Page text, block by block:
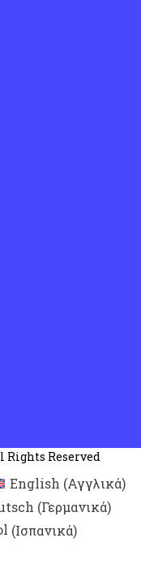
Rights Reserved
English (Αγγλικά)
(Γερμανικά)
(Ισπανικά)